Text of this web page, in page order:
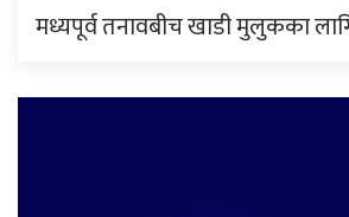
मध्यपूर्व तनावबीच खाडी मुलुकका